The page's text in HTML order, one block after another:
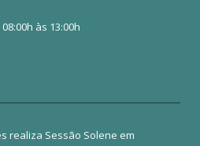
às 13:00h
realiza Sessão Solene em